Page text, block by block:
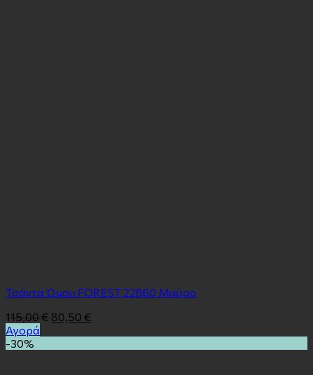
Τσάντα Ώμου FOREST 22860 Mαύρο
115,00€ 80,50 €
Αγορά
-30%